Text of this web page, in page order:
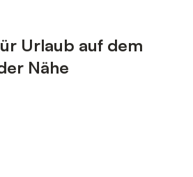
Urlaub auf dem
Nähe